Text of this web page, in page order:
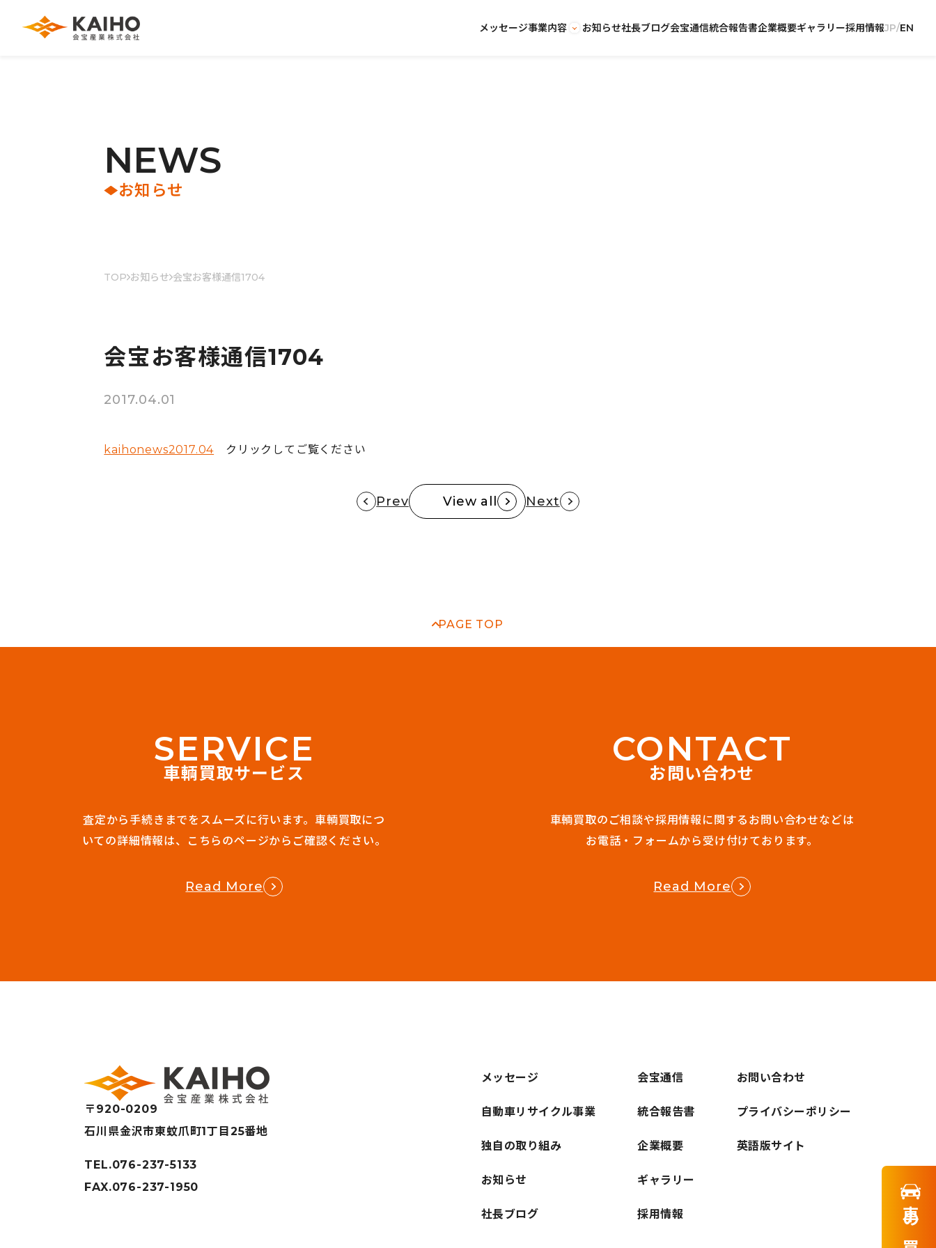
メッセージ事業内容 お知らせ社長ブログ会宝通信統合報告書企業概要ギャラリー採用情報JP EN
NEWS
お知らせ
TOP お知らせ 会宝お客様通信1704
会宝お客様通信1704
2017.04.01
kaihonews2017.04 クリックしてご覧ください
Prev View all Next
PAGE TOP
SERVICE
車輌買取サービス
査定から手続きまでをスムーズに行います。 車輌買取につ
いての詳細情報は、
こちらのページからご確認ください。
Read More
CONTACT
お問い合わせ
車輌買取のご相談や採用情報に関するお問い合わせなどは
お電話・フォームから受け付けております。
Read More
〒920-0209
石川県金沢市東蚊爪町1丁目25番地
TEL.076-237-5133
FAX.076-237-1950
メッセージ
自動車リサイクル事業
独自の取り組み
お知らせ
社長ブログ
会宝通信
統合報告書
企業概要
ギャラリー
採用情報
お問い合わせ
プライバシーポリシー
英語版サイト